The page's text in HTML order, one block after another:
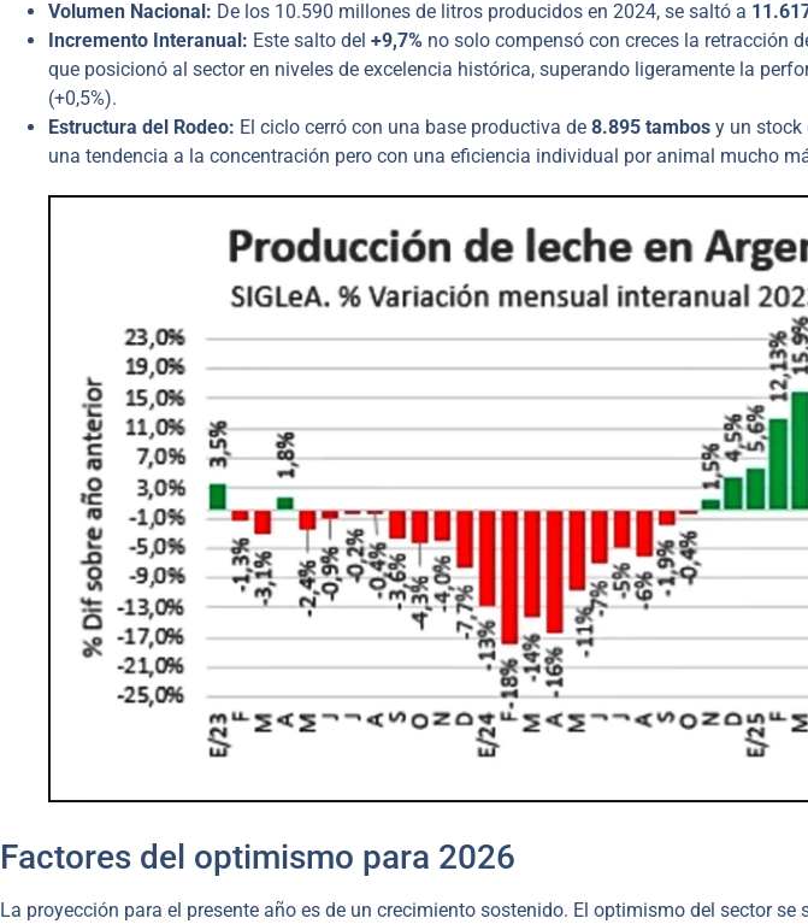
Volumen Nacional: De los 10.590 millones de litros producidos en 2024, se saltó a
Incremento Interanual: Este salto del +9,7% no solo compensó con creces la retracción
que posicionó al sector en niveles de excelencia histórica, superando ligeramente la
(+0,5%).
Estructura del Rodeo: El ciclo cerró con una base productiva de 8.895 tambos y un stock
una tendencia a la concentración pero con una eficiencia individual por animal mucho
Factores del optimismo para 2026
La proyección para el presente año es de un crecimiento sostenido. El optimismo del sector se